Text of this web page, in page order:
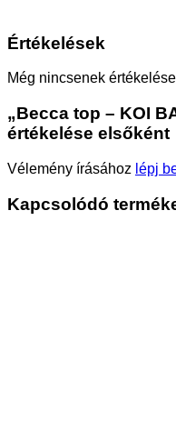
Értékelések
Még nincsenek
„Becca top – KOI
értékelése elsőként
Vélemény írásához lépj
Kapcsolódó